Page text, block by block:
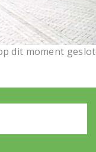
dit moment